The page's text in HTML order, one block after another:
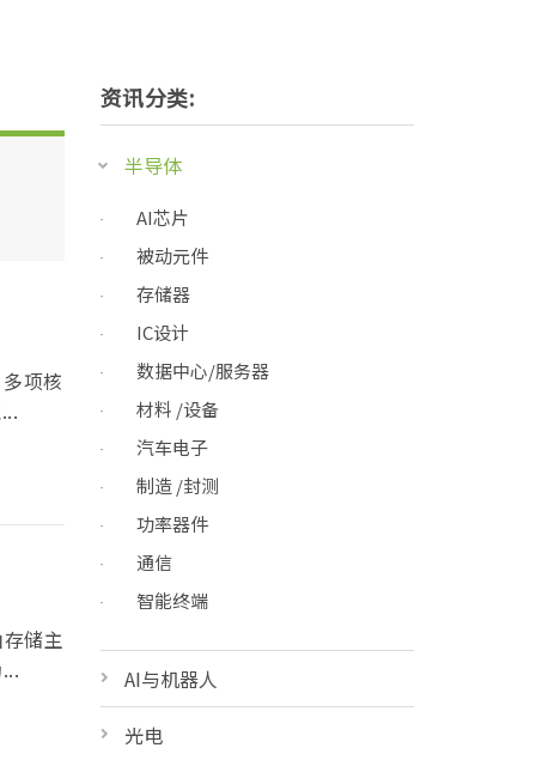
项核
储主
资讯分类:
半导体
AI芯片
被动元件
存储器
IC设计
数据中心/服务器
材料 /设备
汽车电子
制造 /封测
功率器件
通信
智能终端
AI与机器人
光电